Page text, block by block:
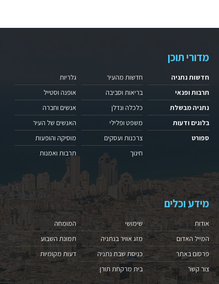
מדורי תוכן
חדשות נתניה
תרבות ופנאי
נתניה מבשלת
בלוגים ודעות
ספורט
חדשות מהעיר
בריאות וסביבה
כלכלה ונדלן
משפט ופלילי
צרכנות ועסקים
חינוך
גלריות
אופנה וסטייל
אנשים וחברה
האנשים של העיר
מוסיקה והופעות
תרבות ואמנות
מידע וכלים
אודות
המייל האדום
פרסום באתר
צור קשר
שימושי
מזג אוויר בנתניה
כניסת שבת נתניה
בית מרקחת תורן
המומחה
תמונת השבוע
דעות מקומיות